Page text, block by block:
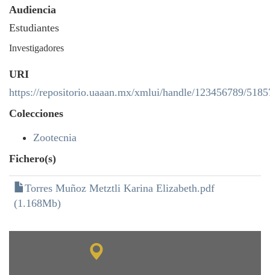
Audiencia
Estudiantes
Investigadores
URI
https://repositorio.uaaan.mx/xmlui/handle/123456789/
Colecciones
Zootecnia
Fichero(s)
Torres Muñoz Metztli Karina Elizabeth.pdf
(1.168Mb)